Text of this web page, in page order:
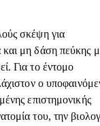
σκέψη για
μη δάση πεύκης
Για το έντομο
ο
επιστημονικής
του, την